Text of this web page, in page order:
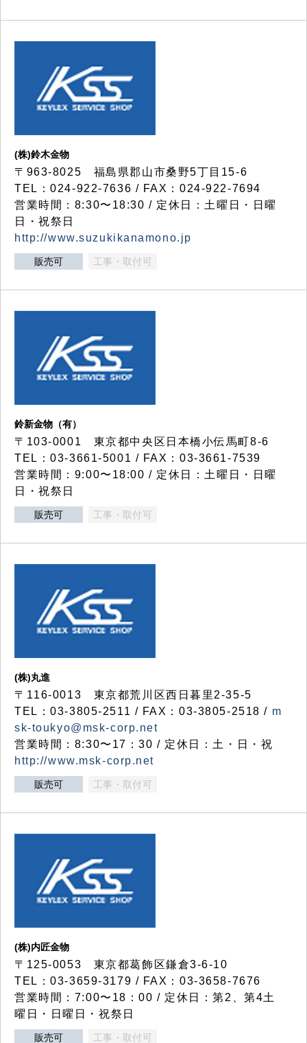
(株)鈴木金物
〒963-8025 福島県郡山市桑野5丁目15-6
TEL：024-922-7636 / FAX：024-922-7694
営業時間：8:30〜18:30 / 定休日：土曜日・日曜
日・祝祭日
http://www.suzukikanamono.jp
販売可 工事・取付可
鈴新金物（有）
〒103-0001 東京都中央区日本橋小伝馬町8-6
TEL：03-3661-5001 / FAX：03-3661-7539
営業時間：9:00〜18:00 / 定休日：土曜日・日曜
日・祝祭日
販売可 工事・取付可
(株)丸進
〒116-0013 東京都荒川区西日暮里2-35-5
TEL：03-3805-2511 / FAX：03-3805-2518 / m
sk-toukyo@msk-corp.net
営業時間：8:30〜17：30 / 定休日：土・日・祝
http://www.msk-corp.net
販売可 工事・取付可
(株)内匠金物
〒125-0053 東京都葛飾区鎌倉3-6-10
TEL：03-3659-3179 / FAX：03-3658-7676
営業時間：7:00〜18：00 / 定休日：第2、第4土
曜日・日曜日・祝祭日
販売可 工事・取付可